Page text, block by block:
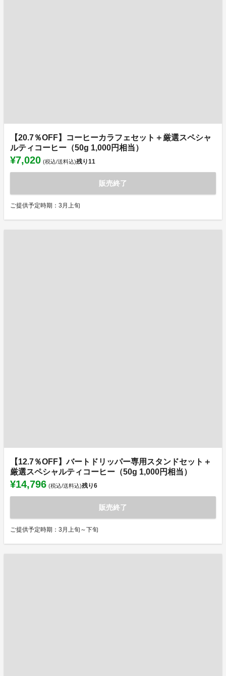
【20.7％OFF】コーヒーカラフェセット＋厳選スペシャ
ルティコーヒー（50g 1,000円相当）
¥7,020 (税込/送料込)残り11
販売終了
ご提供予定時期：3月上旬
【12.7％OFF】バートドリッパー専用スタンドセット＋
厳選スペシャルティコーヒー（50g 1,000円相当）
¥14,796 (税込/送料込)残り6
販売終了
ご提供予定時期：3月上旬～下旬